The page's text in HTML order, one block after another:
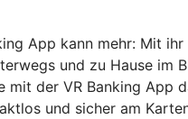
App kann mehr: Mit
und zu Hause im
mit der VR Banking App
und sicher am